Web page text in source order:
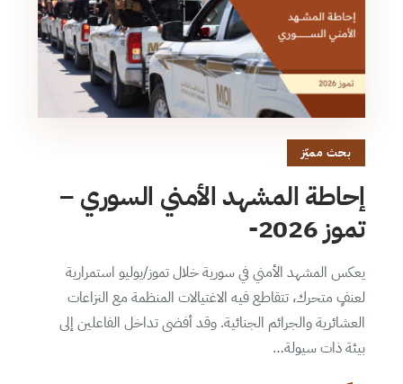
بحث مميّز
إحاطة المشهد الأمني السوري –
تموز 2026-
يعكس المشهد الأمني في سورية خلال تموز/يوليو استمرارية
لعنفٍ متحرك، تتقاطع فيه الاغتيالات المنظمة مع النزاعات
العشائرية والجرائم الجنائية. وقد أفضى تداخل الفاعلين إلى
بيئة ذات سيولة…